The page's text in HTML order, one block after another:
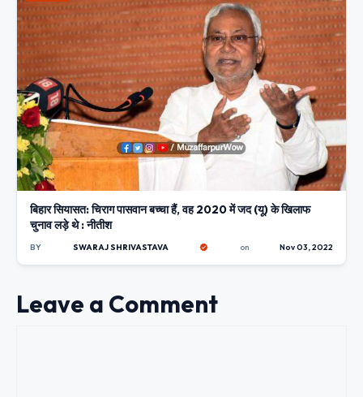
बिहार सियासत: चिराग पासवान बच्चा हैं, वह 2020 में जद (यू) के खिलाफ
चुनाव लड़े थे : नीतीश
BY SWARAJ SHRIVASTAVA on Nov 03, 2022
Leave a Comment